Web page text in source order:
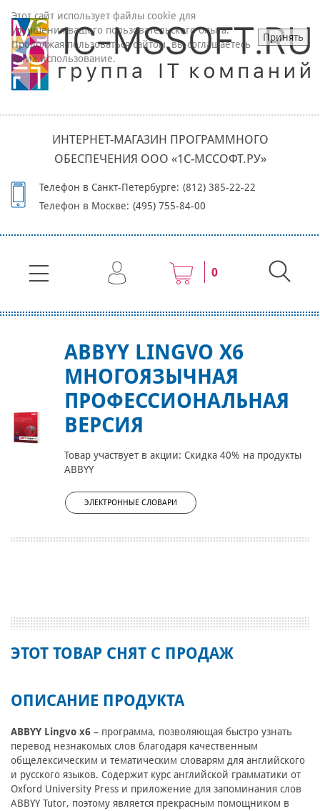
ИНТЕРНЕТ-МАГАЗИН ПРОГРАММНОГО
ОБЕСПЕЧЕНИЯ ООО «1С-МССОФТ.РУ»
Телефон в Санкт-Петербурге: (812) 385-22-22
Телефон в Москве: (495) 755-84-00
0
ABBYY LINGVO X6
МНОГОЯЗЫЧНАЯ
ПРОФЕССИОНАЛЬНАЯ
ВЕРСИЯ
Товар участвует в акции: Скидка 40% на продукты
ABBYY
ЭЛЕКТРОННЫЕ СЛОВАРИ
ЭТОТ ТОВАР СНЯТ С ПРОДАЖ
ОПИСАНИЕ ПРОДУКТА
ABBYY Lingvo x6 – программа, позволяющая быстро узнать
перевод незнакомых слов благодаря качественным
общелексическим и тематическим словарям для английского
и русского языков. Содержит курс английской грамматики от
Oxford University Press и приложение для запоминания слов
ABBYY Tutor, поэтому является прекрасным помощником в
Этот сайт использует файлы cookie для
улучшения вашего пользовательского опыта.
Продолжая пользоваться сайтом, вы соглашаетесь
на их использование.
Принять